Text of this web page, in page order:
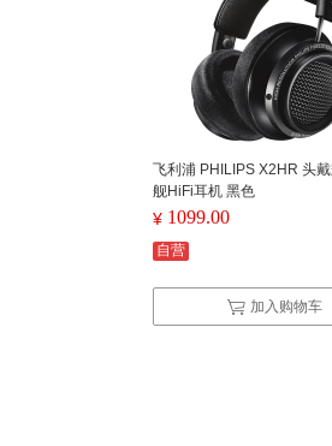
飞利浦 PHILIPS X2HR 头
舰HiFi耳机 黑色
¥ 1099.00
自营
加入购物车